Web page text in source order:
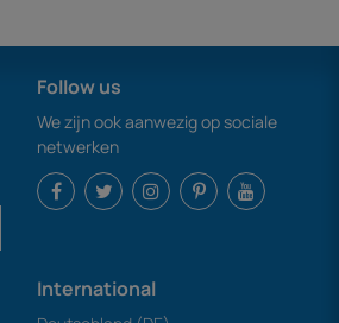
Follow us
We zijn ook aanwezig op sociale
netwerken
International